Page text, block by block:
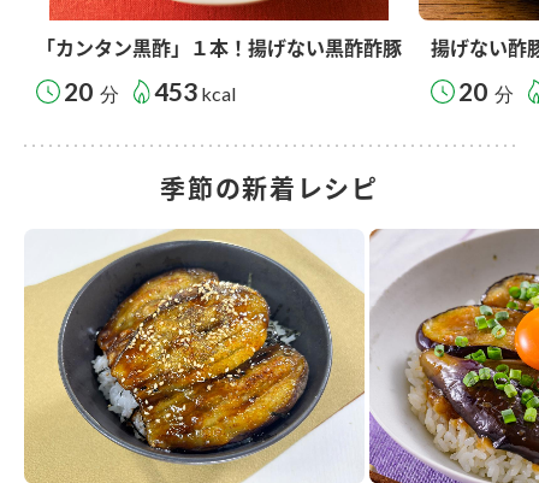
「カンタン黒酢」１本！揚げない黒酢酢豚
20 分 453 kcal
揚げない酢
20 分
季節の新着レシピ